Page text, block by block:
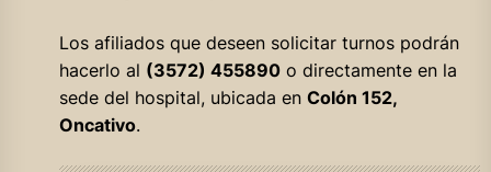
Los afiliados que deseen solicitar turnos podrán
hacerlo al (3572) 455890o directamente en la
sede del hospital, ubicada en Colón 152,
Oncativo.